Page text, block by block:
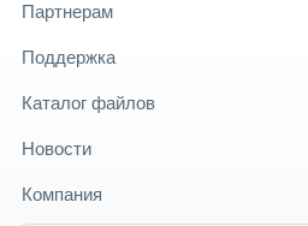
Партнерам
Поддержка
Каталог файлов
Новости
Компания